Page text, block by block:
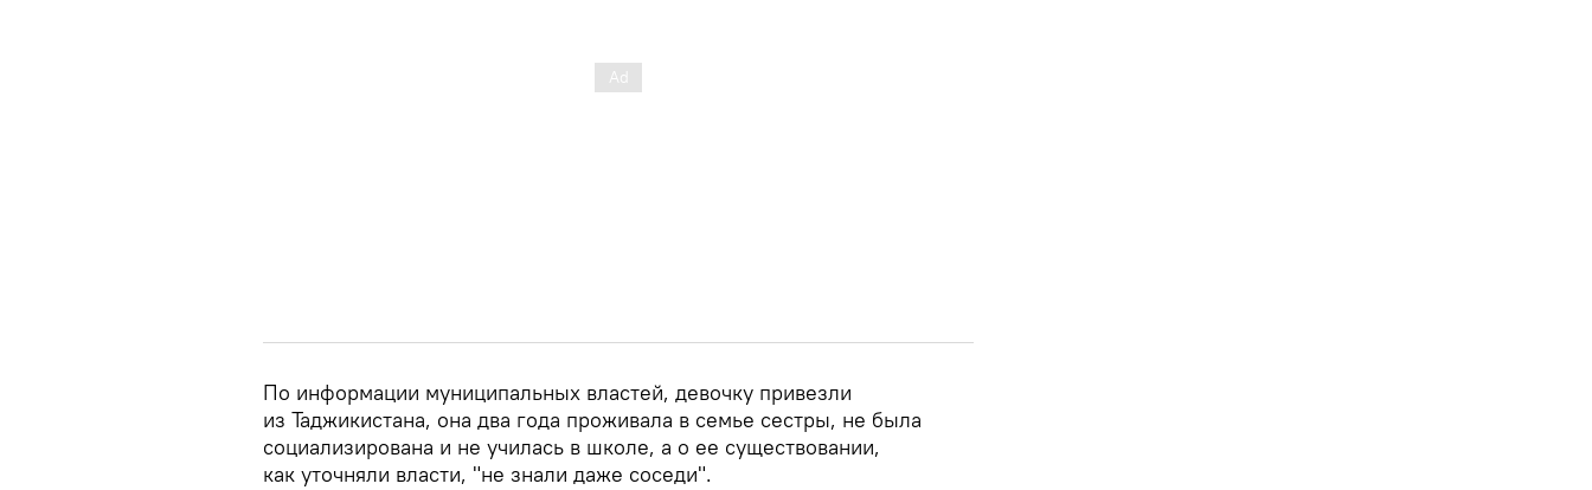
По информации муниципальных властей, девочку привезли
из Таджикистана, она два года проживала в семье сестры, не была
социализирована и не училась в школе, а о ее существовании,
как уточняли власти, "не знали даже соседи".